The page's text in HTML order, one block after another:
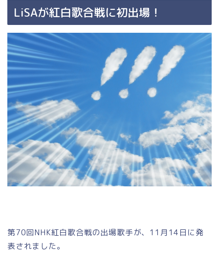
LiSAが紅白歌合戦に初出場！
第70回NHK紅白歌合戦の出場歌手が、11月14日に発
表されました。